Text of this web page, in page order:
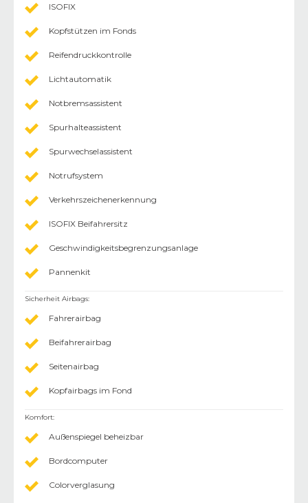
ISOFIX
Kopfstützen im Fonds
Reifendruckkontrolle
Lichtautomatik
Notbremsassistent
Spurhalteassistent
Spurwechselassistent
Notrufsystem
Verkehrszeichenerkennung
ISOFIX Beifahrersitz
Geschwindigkeitsbegrenzungsanlage
Pannenkit
Sicherheit Airbags:
Fahrerairbag
Beifahrerairbag
Seitenairbag
Kopfairbags im Fond
Komfort:
Außenspiegel beheizbar
Bordcomputer
Colorverglasung